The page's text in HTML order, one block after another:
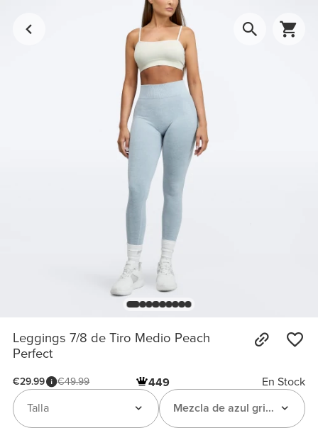
Leggings 7/8 de Tiro Medio Peach
Perfect
€29.99 €49.99 449
En Stock
Mezcla de azul grisáceo
Talla